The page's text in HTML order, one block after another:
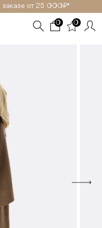
заказе от 25 000₽ *
0 0